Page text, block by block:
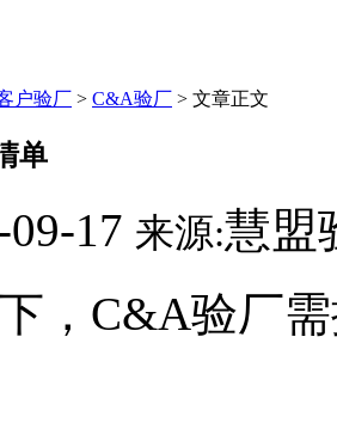
户验厂 > C&A验厂 > 文章正文
单
09-17 来源:慧盟
，C&A验厂